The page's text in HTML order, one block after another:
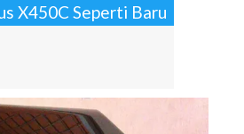
X450C Seperti Baru